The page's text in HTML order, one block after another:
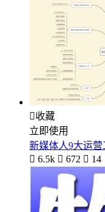
收藏
立即使用
新媒体人9大运营
 6.5k  672  14